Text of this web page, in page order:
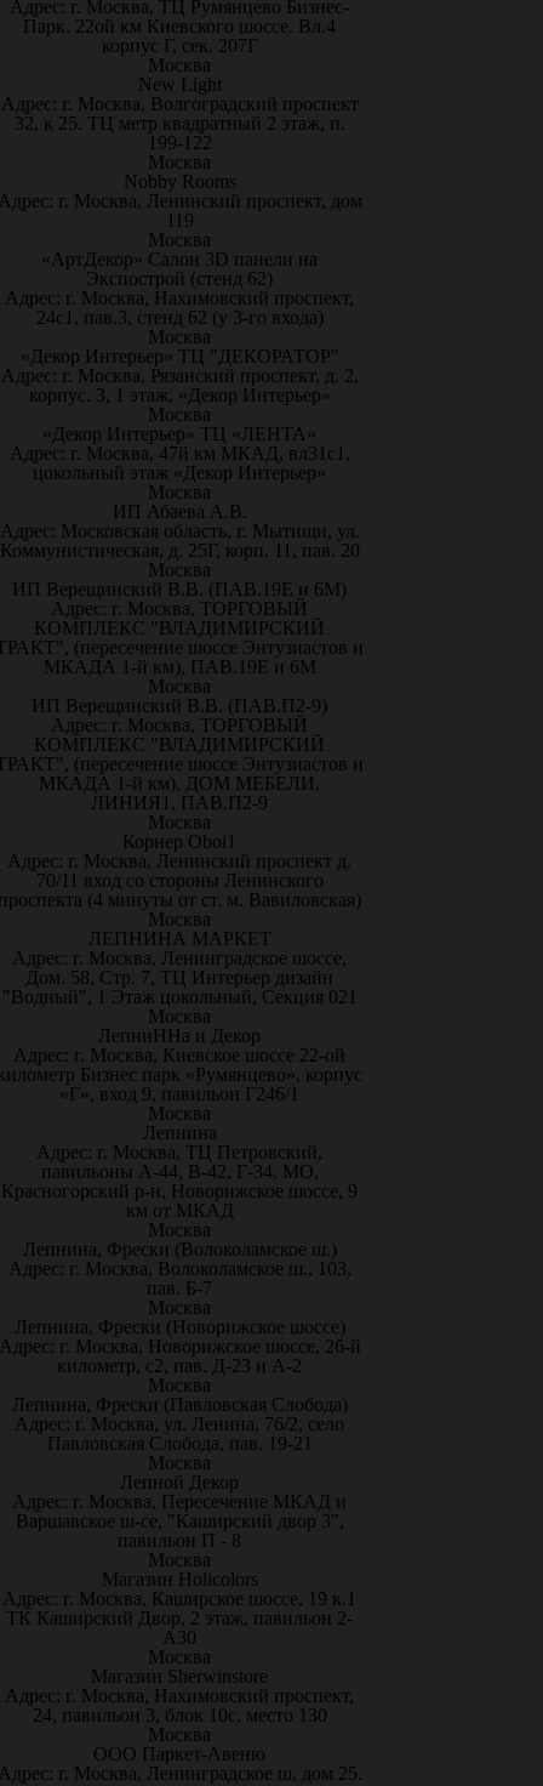
Адрес: г. Москва, ТЦ Румянцево Бизнес-
Парк. 22ой км Киевского шоссе. Вл.4
корпус Г, сек. 207Г
Москва
New Light
Адрес: г. Москва, Волгоградский проспект
32, к 25. ТЦ метр квадратный 2 этаж, п.
199-122
Москва
Nobby Rooms
г. Москва, Ленинский проспект, дом
119
Москва
«АртДекор» Салон 3D панели на
Экспострой (стенд 62)
Адрес: г. Москва, Нахимовский проспект,
24с1, пав.3, стенд 62 (у 3-го входа)
Москва
«Декор Интерьер» ТЦ "ДЕКОРАТОР"
Адрес: г. Москва, Рязанский проспект, д. 2,
корпус. 3, 1 этаж, «Декор Интерьер»
Москва
«Декор Интерьер» ТЦ «ЛЕНТА»
Адрес: г. Москва, 47й км МКАД, вл31с1,
цокольный этаж «Декор Интерьер»
Москва
ИП Абаева А.В.
Адрес: Московская область, г. Мытищи, ул.
Коммунистическая, д. 25Г, корп. 11, пав. 20
Москва
ИП Верещинский В.В. (ПАВ.19Е и 6М)
Адрес: г. Москва, ТОРГОВЫЙ
КОМПЛЕКС "ВЛАДИМИРСКИЙ
(пересечение шоссе Энтузиастов и
МКАДА 1-й км), ПАВ.19Е и 6М
Москва
ИП Верещинский В.В. (ПАВ.П2-9)
Адрес: г. Москва, ТОРГОВЫЙ
КОМПЛЕКС "ВЛАДИМИРСКИЙ
(пересечение шоссе Энтузиастов и
МКАДА 1-й км), ДОМ МЕБЕЛИ,
ЛИНИЯ1, ПАВ.П2-9
Москва
Корнер Oboi1
Адрес: г. Москва, Ленинский проспект д.
70/11 вход со стороны Ленинского
(4 минуты от ст. м. Вавиловская)
Москва
ЛЕПНИНА МАРКЕТ
Адрес: г. Москва, Ленинградское шоссе,
Дом. 58, Стр. 7, ТЦ Интерьер дизайн
"Водный", 1 Этаж цокольный, Секция 021
Москва
ЛепниННа и Декор
Адрес: г. Москва, Киевское шоссе 22-ой
Бизнес парк «Румянцево», корпус
«Г», вход 9, павильон Г246/1
Москва
Лепнина
Адрес: г. Москва, ТЦ Петровский,
павильоны А-44, В-42, Г-34. МО,
Красногорский р-н, Новорижское шоссе, 9
км от МКАД
Москва
Лепнина, Фрески (Волоколамское ш.)
Адрес: г. Москва, Волоколамское ш., 103,
пав. Б-7
Москва
Лепнина, Фрески (Новорижское шоссе)
г. Москва, Новорижское шоссе, 26-й
километр, с2, пав. Д-23 и А-2
Москва
Лепнина, Фрески (Павловская Слобода)
Адрес: г. Москва, ул. Ленина, 76/2, село
Павловская Слобода, пав. 19-21
Москва
Лепной Декор
Адрес: г. Москва, Пересечение МКАД и
Варшавское ш-се, "Каширский двор 3",
павильон П - 8
Москва
Магазин Holicolors
Адрес: г. Москва, Каширское шоссе, 19 к.1
ТК Каширский Двор, 2 этаж, павильон 2-
А30
Москва
Магазин Sherwinstore
Адрес: г. Москва, Нахимовский проспект,
24, павильон 3, блок 10с, место 130
Москва
ООО Паркет-Авeню
г. Москва, Ленинградское ш, дом 25.